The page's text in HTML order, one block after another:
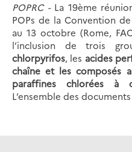
POPRC - La 19ème
POPs de la Convention
au 13 octobre (Rome,
l’inclusion de trois
chlorpyrifos, les acides
chaîne et les composés
paraffines chlorées à
L’ensemble des